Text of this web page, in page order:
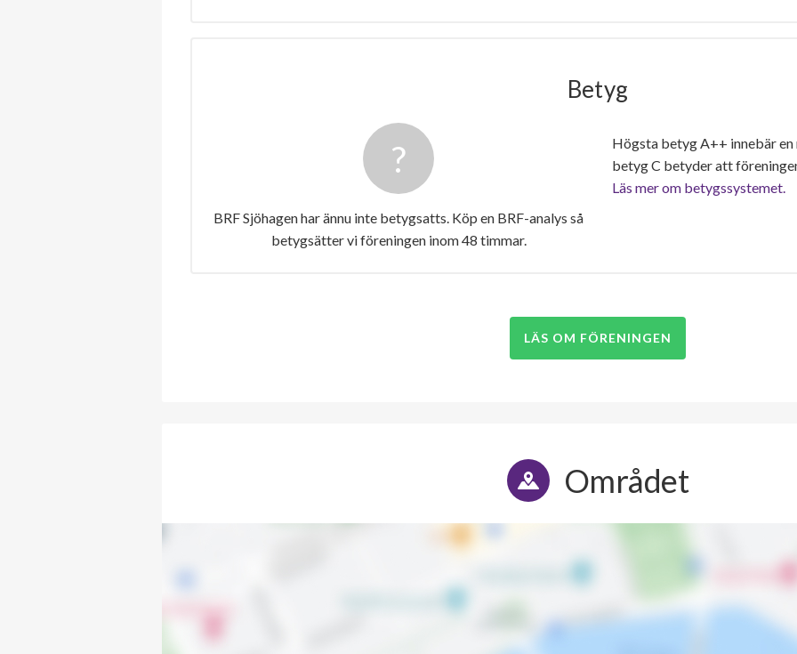
Betyg
BRF Sjöhagen har ännu inte betygsatts. Köp en BRF-analys så
betygsätter vi föreningen inom 48 timmar.
Högsta betyg A++ innebär
betyg C betyder att
Läs mer om betygssystemet.
LÄS OM FÖRENINGEN
Området